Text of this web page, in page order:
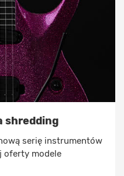
shredding
serię instrumentów
oferty modele